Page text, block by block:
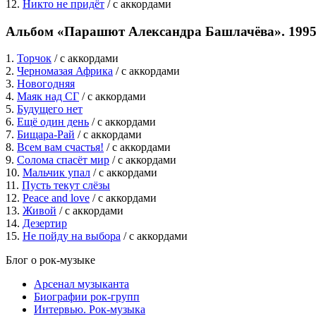
12. Никто не придёт / c аккордами
Альбом «Парашют Александра Башлачёва».
1. Торчок / c аккордами
2. Черномазая Африка / c аккордами
3. Новогодняя
4. Маяк над СГ / c аккордами
5. Будущего нет
6. Ещё один день / c аккордами
7. Бищара-Рай / c аккордами
8. Всем вам счастья! / c аккордами
9. Солома спасёт мир / c аккордами
10. Мальчик упал / c аккордами
11. Пусть текут слёзы
12. Peace and love / c аккордами
13. Живой / c аккордами
14. Дезертир
15. Не пойду на выбора / c аккордами
Блог о рок-музыке
Арсенал музыканта
Биографии рок-групп
Интервью. Рок-музыка